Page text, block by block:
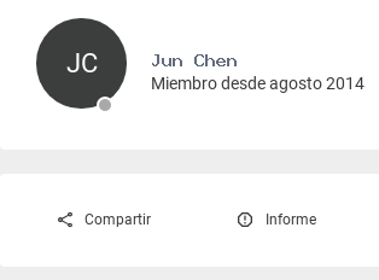
JC
Miembro desde agosto 2014
Compartir Informe